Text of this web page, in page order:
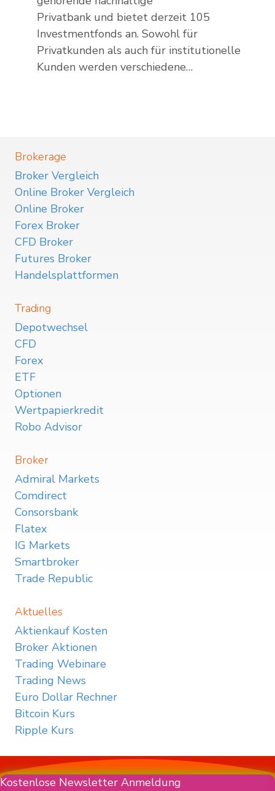
Privatbank und bietet derzeit 105
Investmentfonds an. Sowohl für
Privatkunden als auch für institutionelle
Kunden werden verschiedene…
Brokerage
Broker Vergleich
Online Broker Vergleich
Online Broker
Forex Broker
CFD Broker
Futures Broker
Handelsplattformen
Trading
Depotwechsel
CFD
Forex
ETF
Optionen
Wertpapierkredit
Robo Advisor
Broker
Admiral Markets
Comdirect
Consorsbank
Flatex
IG Markets
Smartbroker
Trade Republic
Aktuelles
Aktienkauf Kosten
Broker Aktionen
Trading Webinare
Trading News
Euro Dollar Rechner
Bitcoin Kurs
Ripple Kurs
Kostenlose Newsletter Anmeldung